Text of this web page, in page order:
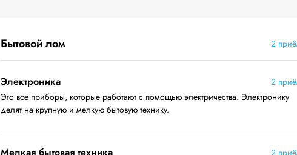
Бытовой лом 2
Электроника
2
Это все приборы, которые работают с помощью электричества. Электронику
делят на крупную и мелкую бытовую технику.
2